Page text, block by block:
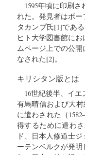
1595年頃に印刷
れた。発見者はボ
タカンプ氏[1]であ
ヒト大学図書館に
ムページ上での公
なされた[2]。
キリシタン版とは
16世紀後半、イ
有馬晴信および大
に遣わされた（
得するために遣わ
ド、日本人修道士
ーテンベルクが発